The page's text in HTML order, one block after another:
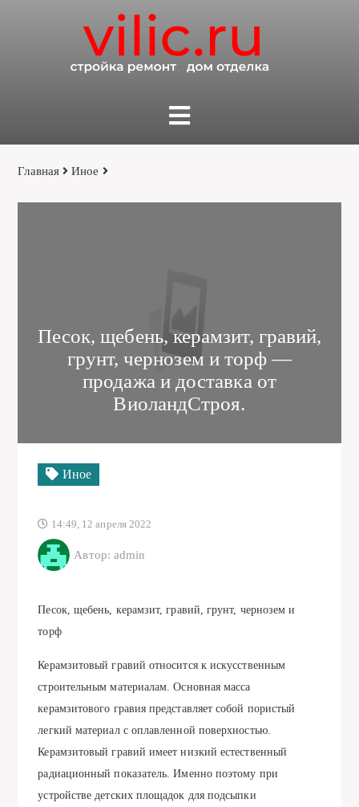
Главная Иное
Песок, щебень, керамзит, гравий,
грунт, чернозем и торф —
продажа и доставка от
ВиоландСтроя.
Иное
14:49, 12 апреля 2022
Автор: admin
Песок, щебень, керамзит, гравий, грунт, чернозем и
торф
Керамзитовый гравий относится к искусственным
строительным материалам. Основная масса
керамзитового гравия представляет собой пористый
легкий материал с оплавленной поверхностью.
Керамзитовый гравий имеет низкий естественный
радиационный показатель. Именно поэтому при
устройстве детских площадок для подсыпки